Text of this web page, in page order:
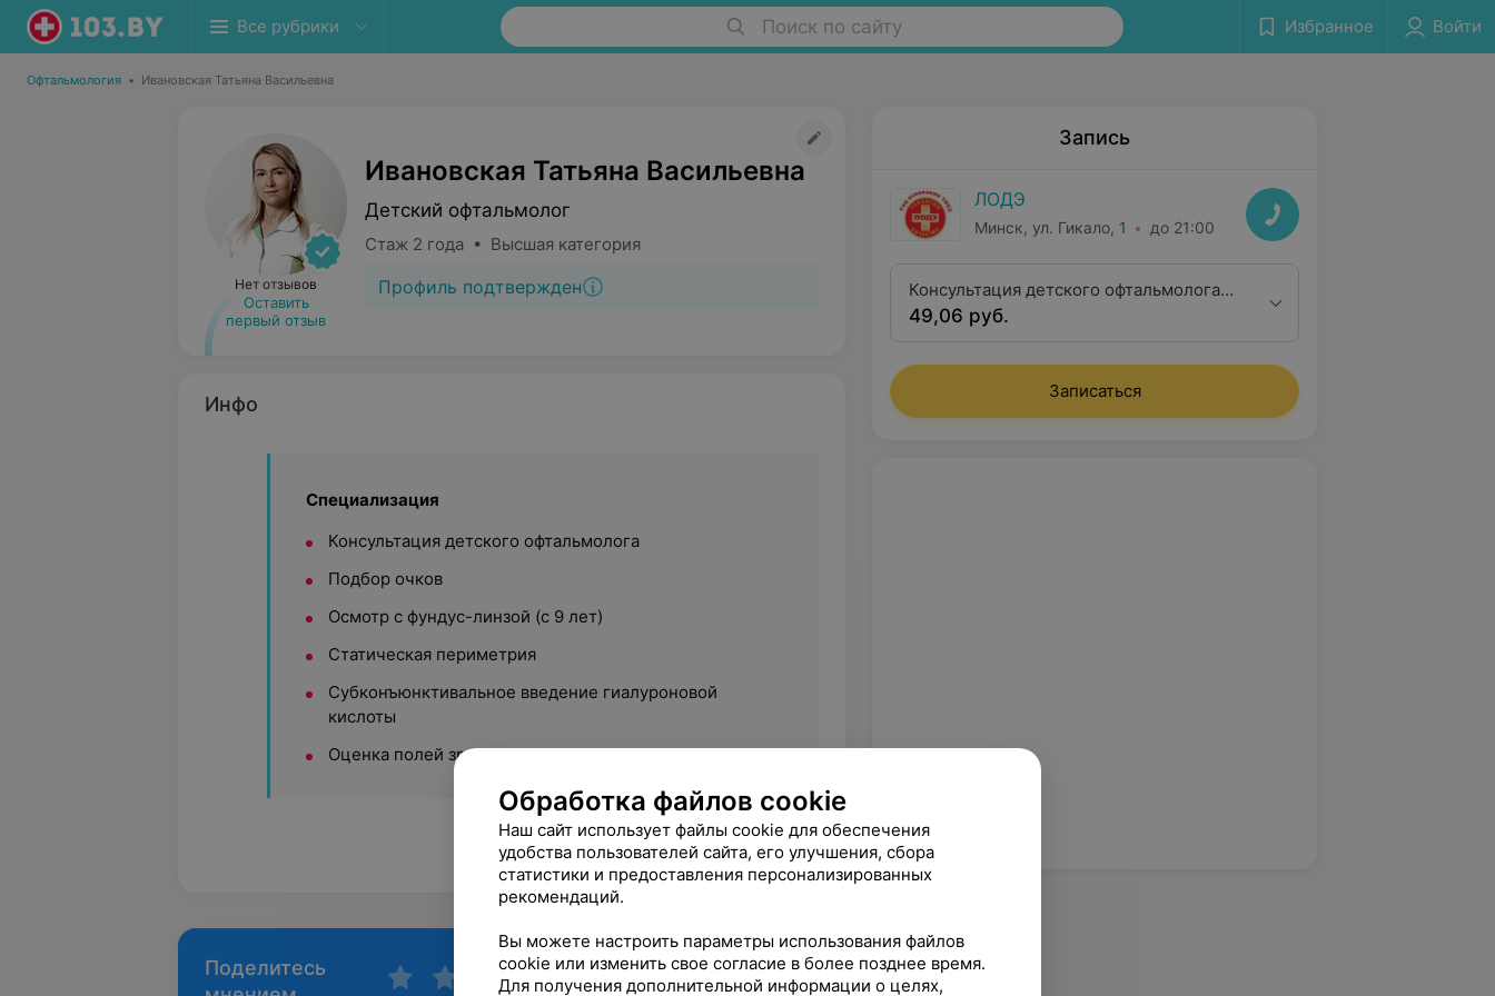
Все рубрики Поиск по сайту Избранное Войти
Офтальмология • Ивановская Татьяна Васильевна
Нет отзывов
Оставить
первый отзыв
Ивановская Татьяна Васильевна
Детский офтальмолог
Стаж 2 года • Высшая категория
Профиль подтвержден
Инфо
Специализация
Консультация детского офтальмолога
Подбор очков
Осмотр с фундус-линзой (с 9 лет)
Статическая периметрия
Субконъюнктивальное введение гиалуроновой
кислоты
Оценка полей зрения
Поделитесь
Запись
ЛОДЭ
Минск, ул. Гикало, 1 до 21:00
Консультация детского офтальмолога
высшей квалификационной категории
49,06 руб.
Записаться
Обработка файлов cookie
Наш сайт использует файлы cookie для обеспечения
удобства пользователей сайта, его улучшения, сбора
статистики и предоставления персонализированных
рекомендаций.
Вы можете настроить параметры использования файлов
cookie или изменить свое согласие в более позднее время.
Для получения дополнительной информации о целях,